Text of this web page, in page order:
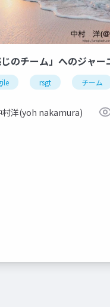
じのチーム」へのジャー
rsgt チーム
村洋(yoh nakamura)